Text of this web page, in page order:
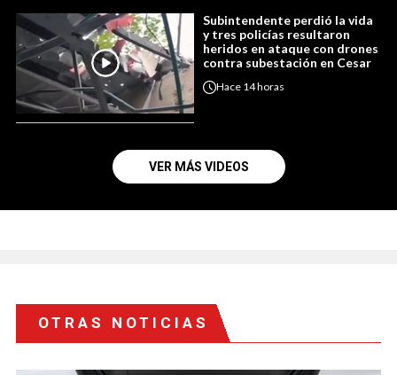
Subintendente perdió la vida
y tres policías resultaron
heridos en ataque con drones
contra subestación en Cesar
Hace 14 horas
VER MÁS VIDEOS
OTRAS NOTICIAS